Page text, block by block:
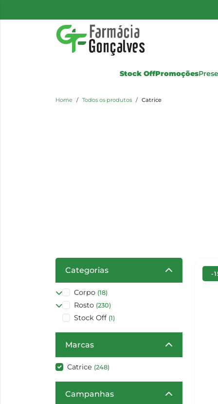
Stock OffPromoções
Home Todos os produtos Catrice
Categorias
Corpo (18)
Rosto (230)
Stock Off (1)
Marcas
Catrice (248)
Campanhas
-